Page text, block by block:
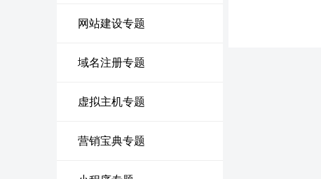
网站建设专题
域名注册专题
虚拟主机专题
营销宝典专题